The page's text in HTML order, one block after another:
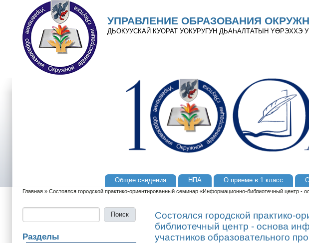
Перейти к основному содержанию
Skip to search
УПРАВЛЕНИЕ ОБРАЗОВАНИЯ
ДЬОКУУСКАЙ КУОРАТ УОКУРУГУН ДЬАҺАЛТАТЫН YӨРЭХХЭ
Общие сведения НПА О приеме в 1 класс
Вы здесь
Главная » Состоялся городской практико-ориентированный семинар «Информационно-библиотечный центр -
Разделы
Состоялся городской
библиотечный центр - основа
участников образовательного